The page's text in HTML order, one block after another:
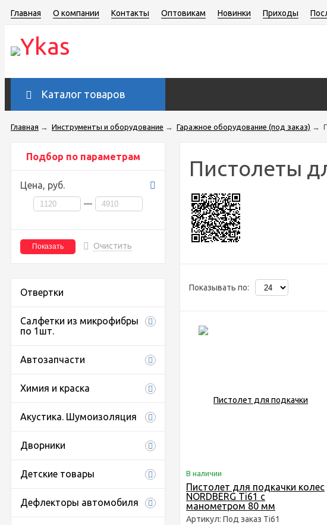
Главная О компании Контакты Оптовикам Новинки Приходы
Каталог товаров
Главная → Инструменты и оборудование → Гаражное оборудование (под заказ) →
Подбор по параметрам
Цена, руб.
—
Очистить
Отвертки
Салфетки из микрофибры
по 1шт.
Автозапчасти
Химия и краска
Акустика. Шумоизоляция
Дворники
Детские товары
Дефлекторы автомобиля
Пистолеты
Показывать по:
В наличии
Пистолет для подкачки колес
NORDBERG Ti61 с
манометром 80 мм
Артикул: Под заказ Ti61